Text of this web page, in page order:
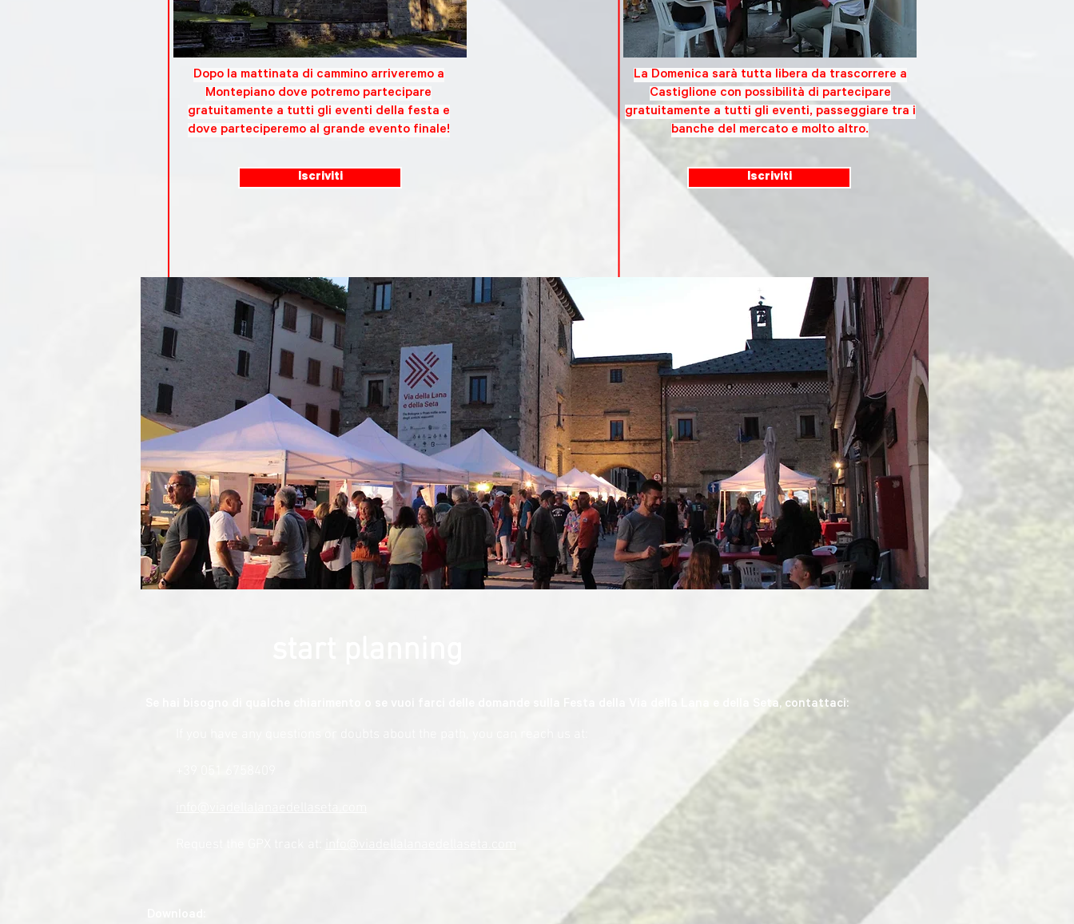
Dopo la mattinata di cammino arriveremo a
Montepiano dove potremo partecipare
gratuitamente a tutti gli eventi della festa e
dove parteciperemo al grande evento finale!
La Domenica sarà tutta libera da trascorrere a
Castiglione con possibilità di partecipare
gratuitamente a tutti gli eventi, passeggiare tra i
banche del mercato e molto altro.
Iscriviti Iscriviti
Se hai bisogno di qualche chiarimento o se vuoi farci delle domande sulla Festa della Via della Lana e della Seta, contattaci: